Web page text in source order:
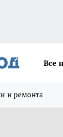
Все
и ремонта